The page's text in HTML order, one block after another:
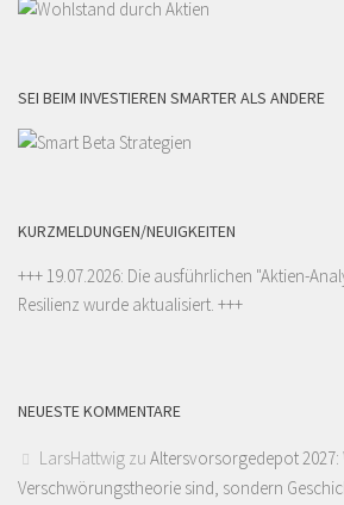
SEI BEIM INVESTIEREN SMARTER ALS ANDERE
KURZMELDUNGEN/NEUIGKEITEN
+++ 19.07.2026: Die ausführlichen "Aktien-
Resilienz wurde aktualisiert. +++
NEUESTE KOMMENTARE
LarsHattwig zu Altersvorsorgedepot 2027:
Verschwörungstheorie sind, sondern